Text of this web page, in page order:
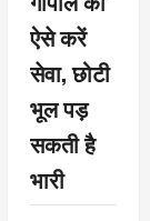
ऐसे करें
सेवा, छोटी
भूल पड़
सकती है
भारी